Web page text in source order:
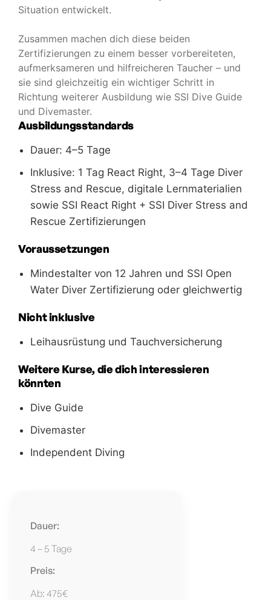
Situation entwickelt.
Zusammen machen dich diese beiden
Zertifizierungen zu einem besser vorbereiteten,
aufmerksameren und hilfreicheren Taucher – und
sie sind gleichzeitig ein wichtiger Schritt in
Richtung weiterer Ausbildung wie SSI Dive Guide
und Divemaster.
Ausbildungsstandards
Dauer: 4–5 Tage
Inklusive: 1 Tag React Right, 3–4 Tage Diver
Stress and Rescue, digitale Lernmaterialien
sowie SSI React Right + SSI Diver Stress and
Rescue Zertifizierungen
Voraussetzungen
Mindestalter von 12 Jahren und SSI Open
Water Diver Zertifizierung oder gleichwertig
Nicht inklusive
Leihausrüstung und Tauchversicherung
Weitere Kurse, die dich interessieren
könnten
Dive Guide
Divemaster
Independent Diving
Dauer:
4 – 5 Tage
Preis:
Ab: 475€